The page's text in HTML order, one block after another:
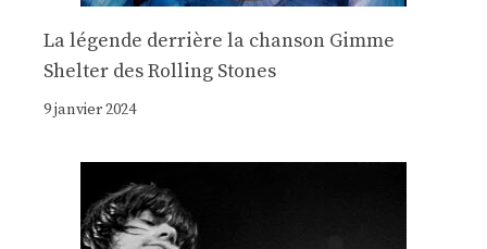
La légende derrière la chanson Gimme
Shelter des Rolling Stones
9 janvier 2024